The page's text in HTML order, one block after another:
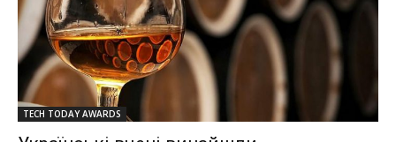
TECH TODAY AWARDS